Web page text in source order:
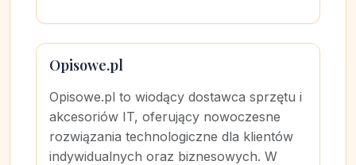
Opisowe.pl
Opisowe.pl to wiodący dostawca sprzętu i
akcesoriów IT, oferujący nowoczesne
rozwiązania technologiczne dla klientów
indywidualnych oraz biznesowych. W